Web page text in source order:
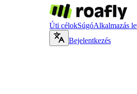
Úti célokSúgóAlkalmazás
Bejelentkezés